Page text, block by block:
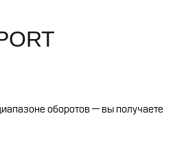
оборотов — вы получаете